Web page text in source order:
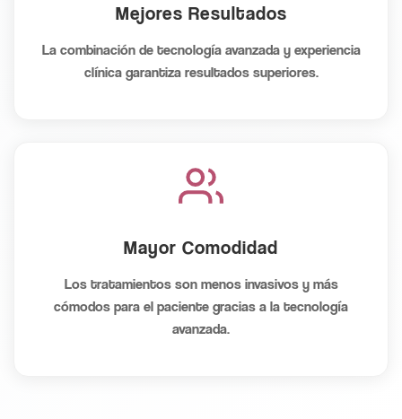
Mejores Resultados
La combinación de tecnología avanzada y experiencia
clínica garantiza resultados superiores.
Mayor Comodidad
Los tratamientos son menos invasivos y más
cómodos para el paciente gracias a la tecnología
avanzada.